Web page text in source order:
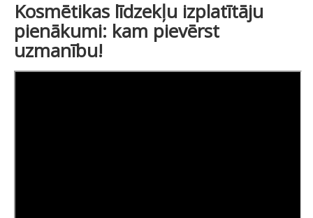
Kosmētikas līdzekļu izplatītāju
pienākumi: kam pievērst
uzmanību!